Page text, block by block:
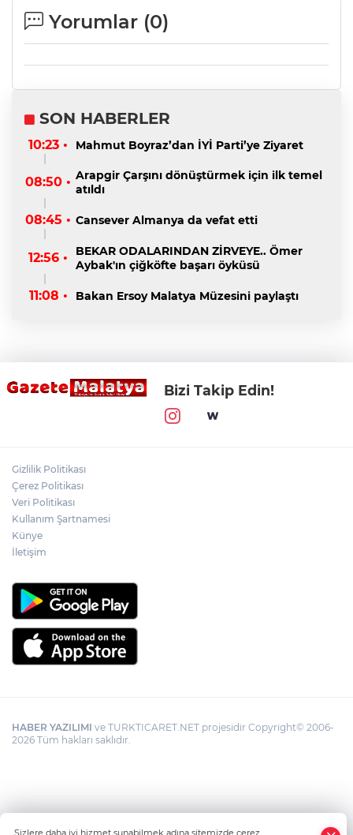
Yorumlar (0)
SON HABERLER
10:23 • Mahmut Boyraz’dan İYİ Parti’ye Ziyaret
08:50 • Arapgir Çarşını dönüştürmek için ilk temel
atıldı
08:45 • Cansever Almanya da vefat etti
12:56 •
BEKAR ODALARINDAN ZİRVEYE.. Ömer
Aybak'ın çiğköfte başarı öyküsü
11:08 • Bakan Ersoy Malatya Müzesini paylaştı
Bizi Takip Edin!
Gizlilik Politikası
Çerez Politikası
Veri Politikası
Kullanım Şartnamesi
Künye
İletişim
HABER YAZILIMI ve TURKTICARET.NET projesidir Copyright© 2006-
2026 Tüm hakları saklıdır.
Sizlere daha iyi hizmet sunabilmek adına sitemizde çerez